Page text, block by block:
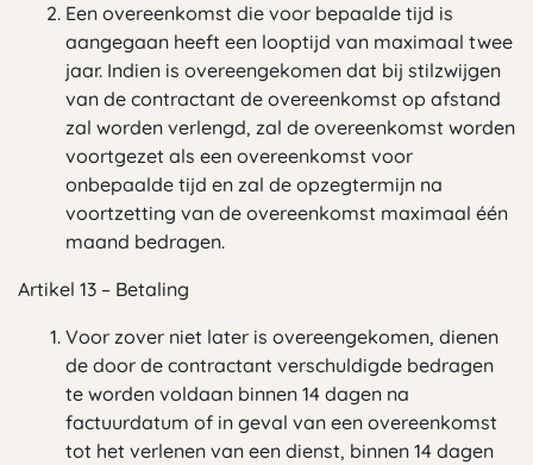
Een overeenkomst die voor bepaalde tijd is
aangegaan heeft een looptijd van maximaal twee
jaar. Indien is overeengekomen dat bij stilzwijgen
van de contractant de overeenkomst op afstand
zal worden verlengd, zal de overeenkomst worden
voortgezet als een overeenkomst voor
onbepaalde tijd en zal de opzegtermijn na
voortzetting van de overeenkomst maximaal één
maand bedragen.
Artikel 13 – Betaling
Voor zover niet later is overeengekomen, dienen
de door de contractant verschuldigde bedragen
te worden voldaan binnen 14 dagen na
factuurdatum of in geval van een overeenkomst
tot het verlenen van een dienst, binnen 14 dagen